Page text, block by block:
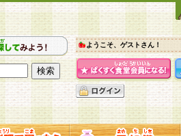
ようこそ、ゲストさん！